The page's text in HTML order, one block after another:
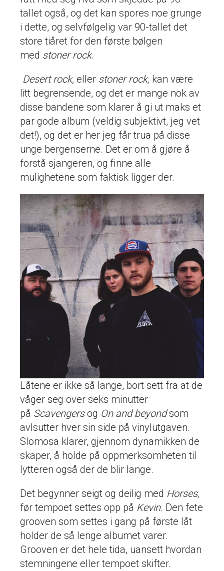
tallet også, og det kan spores noe grunge
i dette, og selvfølgelig var 90-tallet det
store tiåret for den første bølgen
med stoner rock.
Desert rock, eller stoner rock, kan være
litt begrensende, og det er mange nok av
disse bandene som klarer å gi ut maks et
par gode album (veldig subjektivt, jeg vet
det!), og det er her jeg får trua på disse
unge bergenserne. Det er om å gjøre å
forstå sjangeren, og finne alle
mulighetene som faktisk ligger der.
Låtene er ikke så lange, bort sett fra at de
våger seg over seks minutter
på Scavengersog On and beyondsom
avlsutter hver sin side på vinylutgaven.
Slomosa klarer, gjennom dynamikken de
skaper, å holde på oppmerksomheten til
lytteren også der de blir lange.
Det begynner seigt og deilig med Horses,
før tempoet settes opp på Kevin. Den fete
grooven som settes i gang på første låt
holder de så lenge albumet varer.
Grooven er det hele tida, uansett hvordan
stemningene eller tempoet skifter.